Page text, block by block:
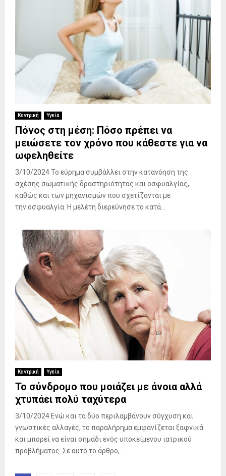
Κεντρική Υγεία
Πόνος στη μέση: Πόσο πρέπει να
μειώσετε τον χρόνο που κάθεστε για να
ωφεληθείτε
3/10/2024 Το εύρημα συμβάλλει στην κατανόηση της
σχέσης σωματικής δραστηριότητας και οσφυαλγίας,
καθώς και των μηχανισμών που σχετίζονται με
την οσφυαλγία. Η μελέτη διερεύνησε το κατά...
Κεντρική Υγεία
Το σύνδρομο που μοιάζει με άνοια αλλά
χτυπάει πολύ ταχύτερα
3/10/2024 Ενώ και τα δύο περιλαμβάνουν σύγχυση και
γνωστικές αλλαγές, το παραλήρημα εμφανίζεται ξαφνικά
και μπορεί να είναι σημάδι ενός υποκείμενου ιατρικού
προβλήματος. Σε αυτό το άρθρο,...